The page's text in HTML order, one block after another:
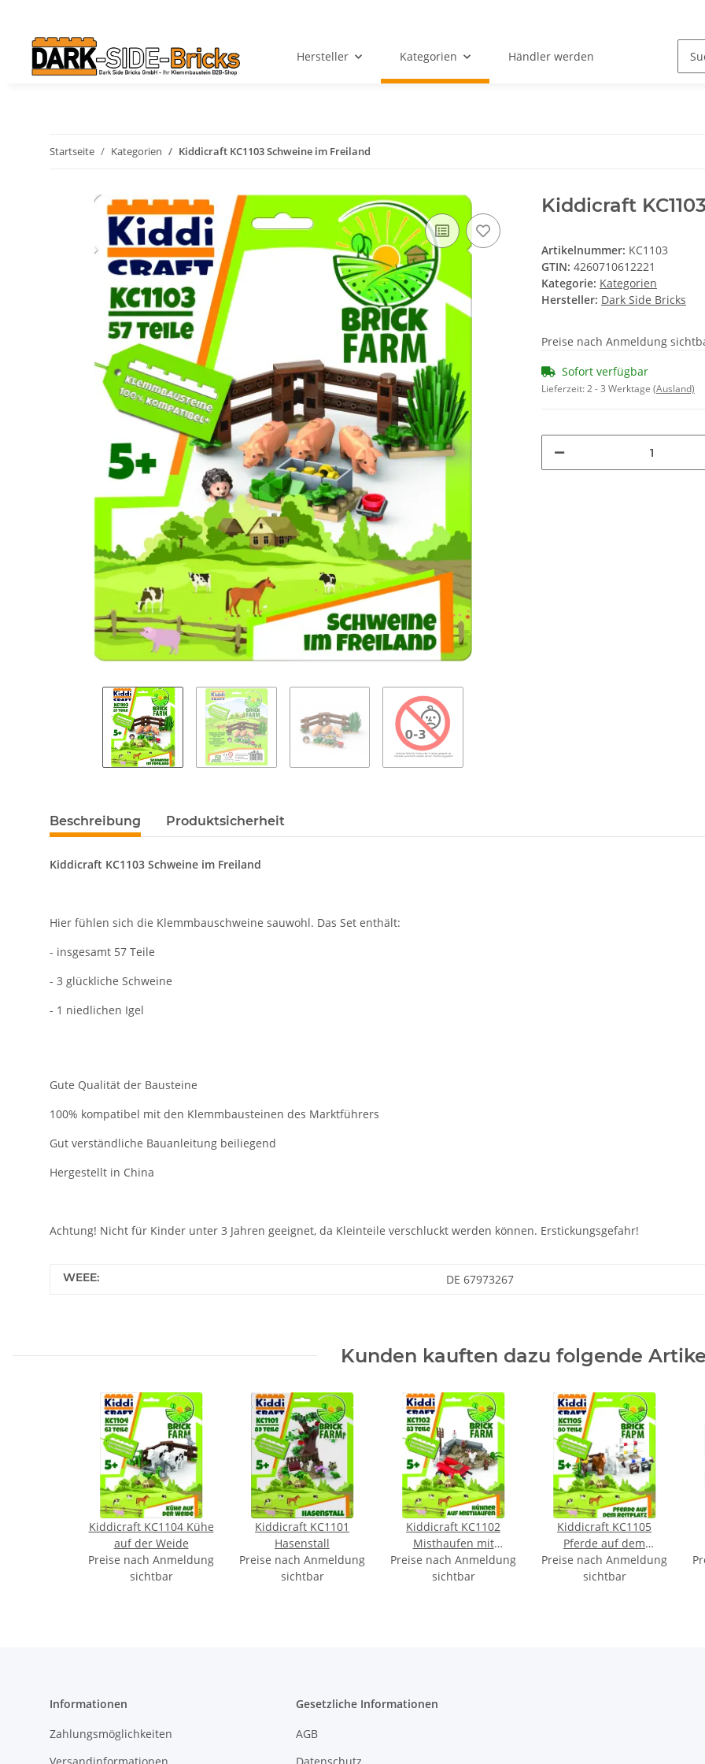
Hersteller Kategorien Händler werden
Startseite Kategorien Kiddicraft KC1103 Schweine im Freiland
Kiddicraft
Artikelnummer: KC1103
GTIN: 4260710612221
Kategorie: Kategorien
Hersteller: Dark Side Bricks
Preise nach Anmeldung
Sofort verfügbar
Lieferzeit:2 - 3 Werktage (Ausland)
Beschreibung Produktsicherheit
Kiddicraft KC1103 Schweine im Freiland
Hier fühlen sich die Klemmbauschweine sauwohl. Das Set enthält:
- insgesamt 57 Teile
- 3 glückliche Schweine
- 1 niedlichen Igel
Gute Qualität der Bausteine
100% kompatibel mit den Klemmbausteinen des Marktführers
Gut verständliche Bauanleitung beiliegend
Hergestellt in China
Achtung! Nicht für Kinder unter 3 Jahren geeignet, da Kleinteile verschluckt werden können. Erstickungsgefahr!
WEEE: DE 67973267
Kunden kauften dazu folgende
Kiddicraft KC1104 Kühe
auf der Weide
Preise nach Anmeldung
sichtbar
Kiddicraft KC1101
Hasenstall
Preise nach Anmeldung
sichtbar
Kiddicraft KC1102
Misthaufen mit
Hühnern
Preise nach Anmeldung
sichtbar
Kiddicraft KC1105
Pferde auf dem
Reitplatz
Preise nach Anmeldung
sichtbar
Informationen
Zahlungsmöglichkeiten
Gesetzliche Informationen
AGB